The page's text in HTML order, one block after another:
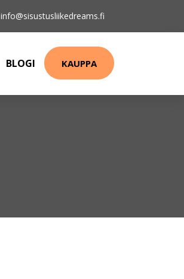
info@sisustusliikedreams.fi
BLOGI KAUPPA